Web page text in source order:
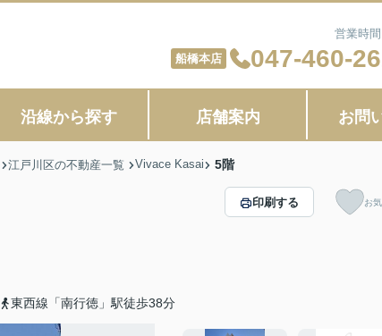
営業時
船橋本店
047-460-
沿線から探す 店舗案内 お問
江戸川区の不動産一覧 Vivace Kasai 5階
東西線「南行徳」駅徒歩38分
印刷する お